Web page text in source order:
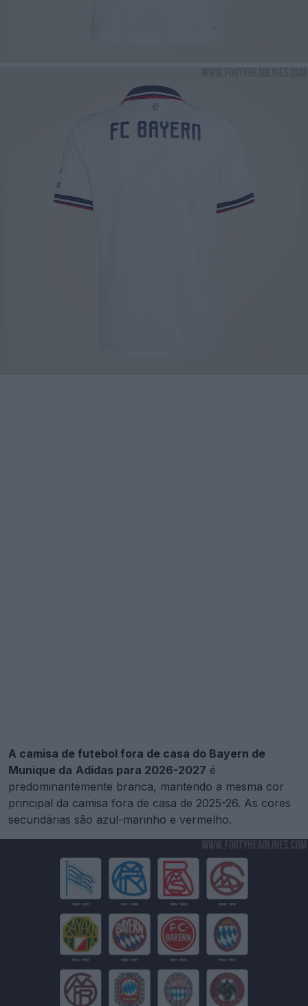
A camisa de futebol fora de casa do Bayern de
Munique da Adidas para 2026-2027 é
predominantemente branca, mantendo a mesma cor
principal da camisa fora de casa de 2025-26. As cores
secundárias são azul-marinho e vermelho.